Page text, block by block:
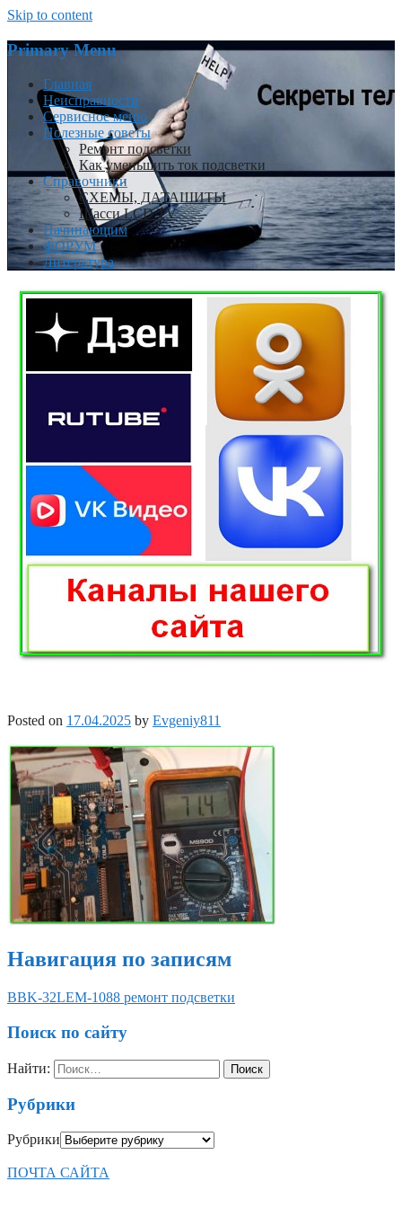
Skip to content
Primary Menu
Главная
Неисправности
Сервисное меню
Полезные советы
Ремонт подсветки
Как уменьшить ток подсветки
Справочники
СХЕМЫ, ДАТАШИТЫ
Шасси LCD TV
Начинающим
ФОРУМ
Литература
Posted on 17.04.2025 by Evgeniy811
Навигация по записям
BBK-32LEM-1088 ремонт подсветки
Поиск по сайту
Найти:
Рубрики
Рубрики
ПОЧТА САЙТА